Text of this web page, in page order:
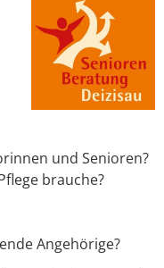
und Senioren?
brauche?
Angehörige?